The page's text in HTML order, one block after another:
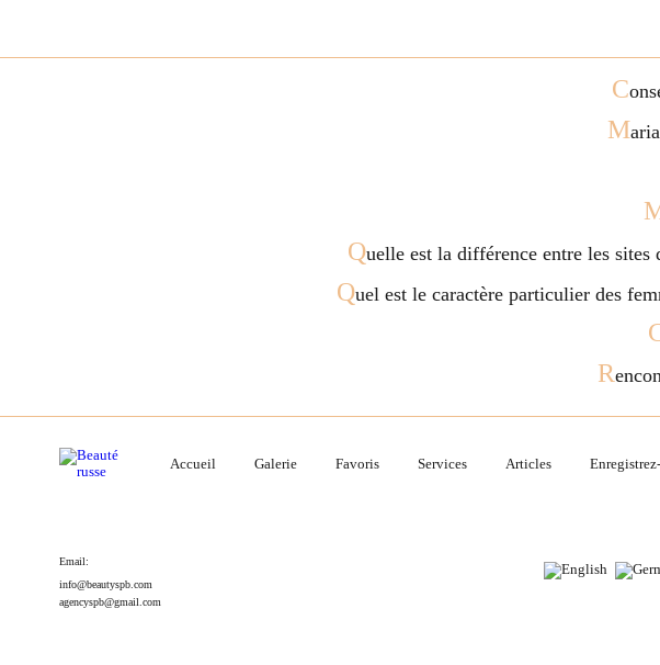
C
M
Quelle est la différence entre les sites
Quel est le caractère particulier des
R
Accueil Galerie Favoris Services Articles
Email:
info@beautyspb.com
agencyspb@gmail.com